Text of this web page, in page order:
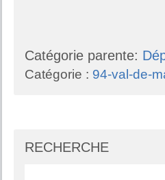
Catégorie parente:
Catégorie : 94-val-de-
RECHERCHE